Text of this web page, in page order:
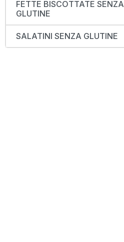
FETTE BISCOTTATE SENZA
GLUTINE
SALATINI SENZA GLUTINE